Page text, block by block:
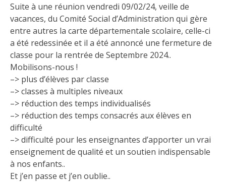
Suite à une réunion vendredi 09/02/24, veille de
vacances, du Comité Social d’Administration qui gère
entre autres la carte départementale scolaire, celle-ci
a été redessinée et il a été annoncé une fermeture de
classe pour la rentrée de Septembre 2024..
Mobilisons-nous !
–> plus d’élèves par classe
–> classes à multiples niveaux
–> réduction des temps individualisés
–> réduction des temps consacrés aux élèves en
difficulté
–> difficulté pour les enseignantes d’apporter un vrai
enseignement de qualité et un soutien indispensable
à nos enfants..
Et j’en passe et j’en oublie..